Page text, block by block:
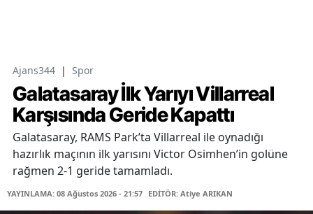
Ajans344 | Spor
Galatasaray İlk Yarıyı Villarreal
Karşısında Geride Kapattı
Galatasaray, RAMS Park’ta Villarreal ile oynadığı
hazırlık maçının ilk yarısını Victor Osimhen’in golüne
rağmen 2-1 geride tamamladı.
YAYINLAMA: 08 Ağustos 2026 - 21:57 EDİTÖR: Atiye ARIKAN